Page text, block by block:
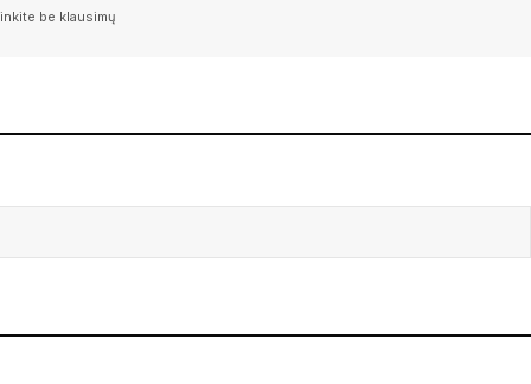
be klausimų